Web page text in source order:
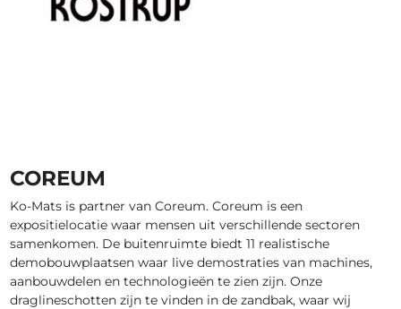
COREUM
Ko-Mats is partner van Coreum. Coreum is een
expositielocatie waar mensen uit verschillende sectoren
samenkomen. De buitenruimte biedt 11 realistische
demobouwplaatsen waar live demostraties van machines,
aanbouwdelen en technologieën te zien zijn. Onze
draglineschotten zijn te vinden in de zandbak, waar wij